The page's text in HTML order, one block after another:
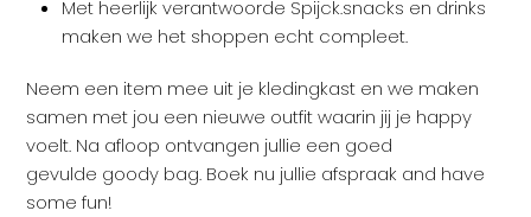
Met heerlijk verantwoorde Spijck.snacks en drinks
maken we het shoppen echt compleet.
Neem een item mee uit je kledingkast en we maken
samen met jou een nieuwe outfit waarin jij je happy
voelt. Na afloop ontvangen jullie een goed
gevulde goody bag. Boek nu jullie afspraak and have
some fun!